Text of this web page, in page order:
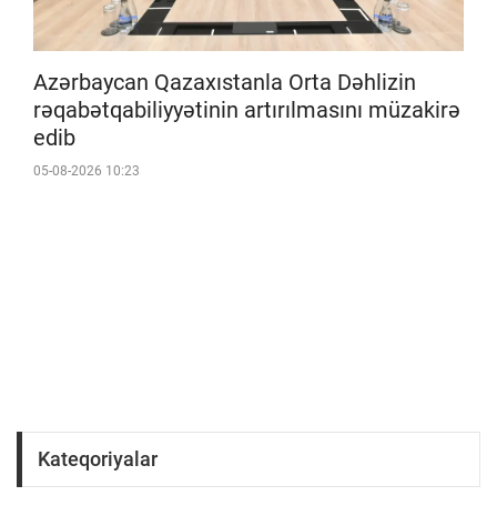
Azərbaycan Qazaxıstanla Orta Dəhlizin
rəqabətqabiliyyətinin artırılmasını müzakirə
edib
05-08-2026 10:23
Kateqoriyalar